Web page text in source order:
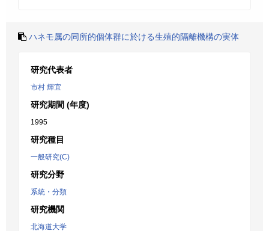
ハネモ属の同所的個体群に於ける生殖的隔離機構の実体
研究代表者
市村 輝宜
研究期間 (年度)
1995
研究種目
一般研究(C)
研究分野
系統・分類
研究機関
北海道大学